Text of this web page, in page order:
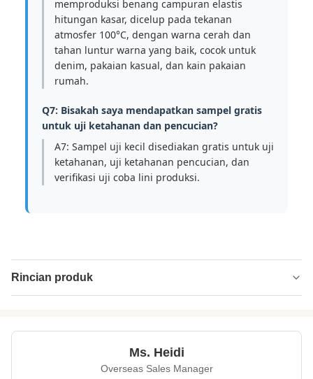
memproduksi benang campuran elastis
hitungan kasar, dicelup pada tekanan
atmosfer 100°C, dengan warna cerah dan
tahan luntur warna yang baik, cocok untuk
denim, pakaian kasual, dan kain pakaian
rumah.
Q7: Bisakah saya mendapatkan sampel gratis
untuk uji ketahanan dan pencucian?
A7: Sampel uji kecil disediakan gratis untuk uji
ketahanan, uji ketahanan pencucian, dan
verifikasi uji coba lini produksi.
Rincian produk
Specification: 3.6D*88MM
Warga asliMs. Heidi
Overseas Sales Manager